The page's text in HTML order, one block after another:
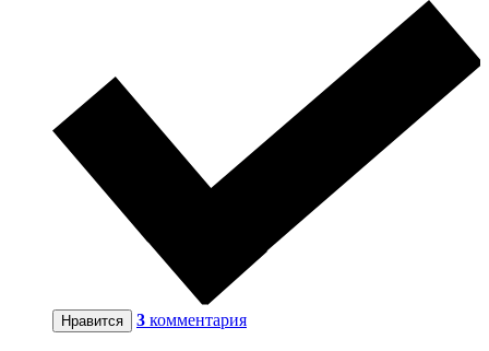
Нравится 3 комментария